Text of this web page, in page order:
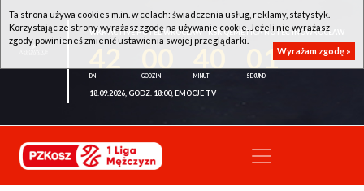
WKK ACTIVE HOTEL WROCŁAW - KSK QEMETICA NOTEĆ INOWROCŁAW
01
18.09.2026, GODZ. 18:00, EMOCJE TV
Ta strona używa cookies m.in. w celach: świadczenia usług, reklamy, statystyk.
Korzystając ze strony wyrażasz zgodę na używanie cookie. Jeżeli nie wyrażasz
zgody powinieneś zmienić ustawienia swojej przeglądarki.
Wyrażam zgodę »